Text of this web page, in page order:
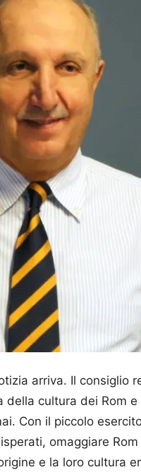
arriva. Il consiglio
cultura dei Rom
Con il piccolo
omaggiare
e la loro cultura